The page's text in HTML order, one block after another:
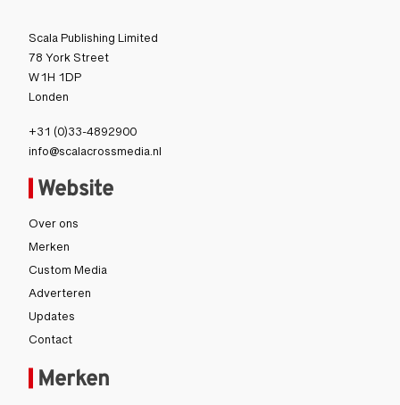
Scala Publishing Limited
78 York Street
W1H 1DP
Londen
+31 (0)33-4892900
info@scalacrossmedia.nl
Merken
Website
Over ons
Merken
Custom Media
Adverteren
Updates
Contact